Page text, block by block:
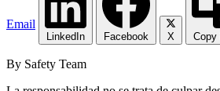
Email
LinkedIn Facebook X Copy
By Safety Team